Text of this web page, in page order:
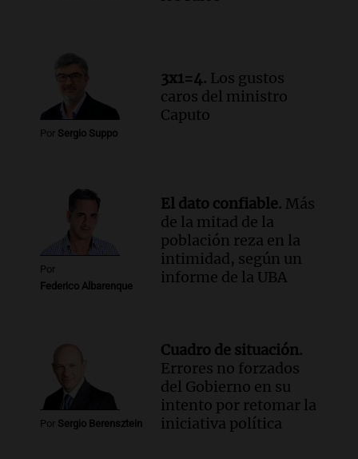
Panorama Federal
Episodios
Audio.Tormentas y filtraciones: "El
agua entra por donde menos
imaginamos"
Por Sergio Suppo
3x1=4. Los gustos
caros del ministro
Caputo
Por
Federico Albarenque
El dato confiable. Más
de la mitad de la
población reza en la
intimidad, según un
informe de la UBA
Por Sergio Berensztein
Cuadro de situación.
Errores no forzados
del Gobierno en su
intento por retomar la
iniciativa política